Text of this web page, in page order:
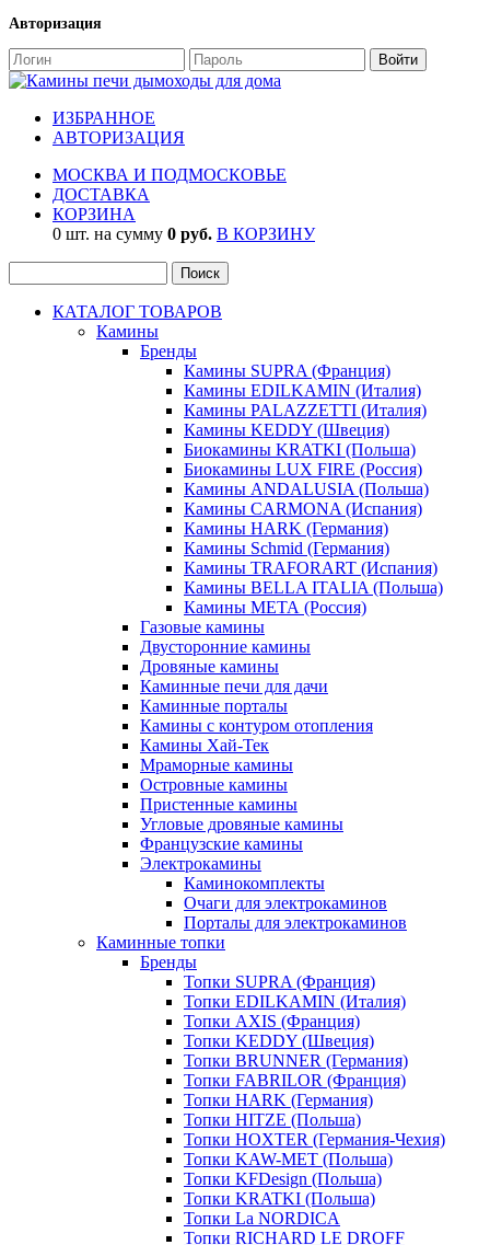
Авторизация
ИЗБРАННОЕ
АВТОРИЗАЦИЯ
МОСКВА И ПОДМОСКОВЬЕ
ДОСТАВКА
КОРЗИНА
0 шт. на сумму 0 руб. В КОРЗИНУ
КАТАЛОГ ТОВАРОВ
Камины
Бренды
Камины SUPRA (Франция)
Камины EDILKAMIN (Италия)
Камины PALAZZETTI (Италия)
Камины KEDDY (Швеция)
Биокамины KRATKI (Польша)
Биокамины LUX FIRE (Россия)
Камины ANDALUSIA (Польша)
Камины CARMONA (Испания)
Камины HARK (Германия)
Камины Schmid (Германия)
Камины TRAFORART (Испания)
Камины BELLA ITALIA (Польша)
Камины МЕТА (Россия)
Газовые камины
Двусторонние камины
Дровяные камины
Каминные печи для дачи
Каминные порталы
Камины с контуром отопления
Камины Хай-Тек
Мраморные камины
Островные камины
Пристенные камины
Угловые дровяные камины
Французские камины
Электрокамины
Каминокомплекты
Очаги для электрокаминов
Порталы для электрокаминов
Каминные топки
Бренды
Топки SUPRA (Франция)
Топки EDILKAMIN (Италия)
Топки AXIS (Франция)
Топки KEDDY (Швеция)
Топки BRUNNER (Германия)
Топки FABRILOR (Франция)
Топки HARK (Германия)
Топки HITZE (Польша)
Топки HOXTER (Германия-Чехия)
Топки KAW-MET (Польша)
Топки KFDesign (Польша)
Топки KRATKI (Польша)
Топки La NORDICA
Топки RICHARD LE DROFF